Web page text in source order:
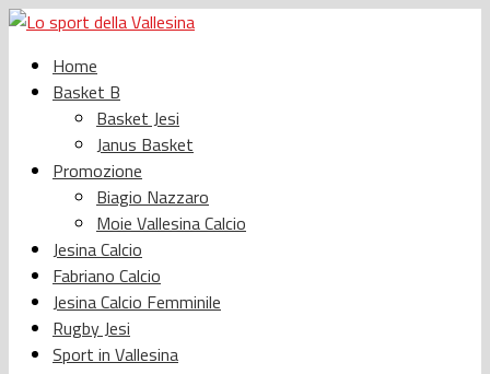
Home
Basket B
Basket Jesi
Janus Basket
Promozione
Biagio Nazzaro
Moie Vallesina Calcio
Jesina Calcio
Fabriano Calcio
Jesina Calcio Femminile
Rugby Jesi
Sport in Vallesina